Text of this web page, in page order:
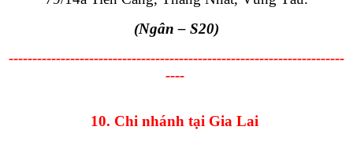
(Ngân – S20)
-----------------------------------------------------------------------
----
10. Chi nhánh tại Gia Lai